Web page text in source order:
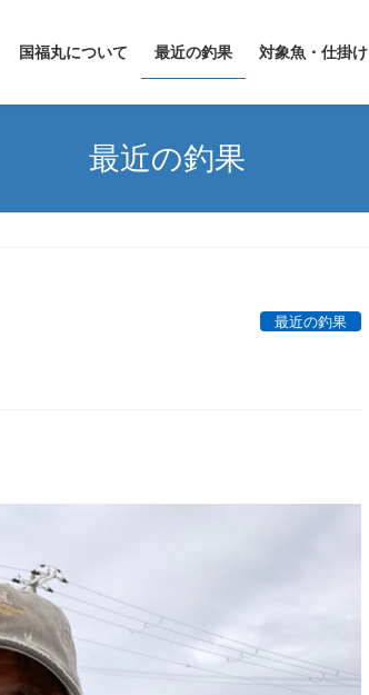
国福丸について 最近の釣果 対象魚・仕掛け
最近の釣果
最近の釣果